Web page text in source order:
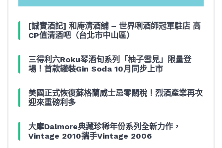
[誠實酒記] 和庵清酒舖 – 世界唎酒師冠軍駐店 高
CP值清酒吧（台北市中山區）
三得利六Roku琴酒旬系列「柚子雪見」限量登
場！首款罐裝Gin Soda 10月同步上市
美國正式恢復蘇格蘭威士忌零關稅！烈酒產業再次
迎來重磅利多
大摩Dalmore典藏珍稀年份系列全新力作，
Vintage 2010攜手Vintage 2006